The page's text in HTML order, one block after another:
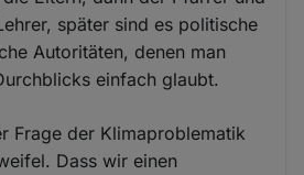
später sind es politische
Autoritäten, denen man
einfach glaubt.
Frage der Klimaproblematik
Dass wir einen